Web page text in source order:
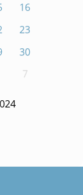
16
23
30
7